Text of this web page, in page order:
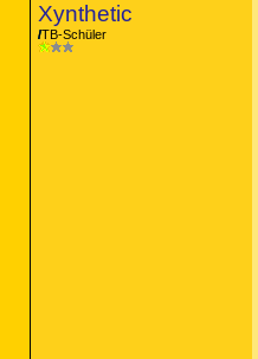
Xynthetic
TB-Schüler